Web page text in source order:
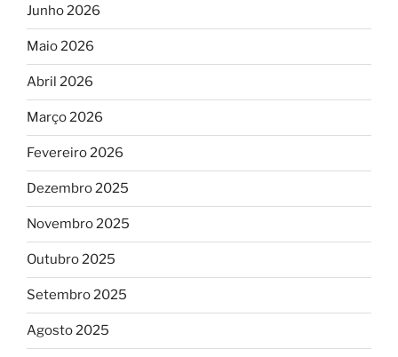
Junho 2026
Maio 2026
Abril 2026
Março 2026
Fevereiro 2026
Dezembro 2025
Novembro 2025
Outubro 2025
Setembro 2025
Agosto 2025